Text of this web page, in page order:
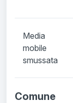
Media
mobile
smussata
Comune